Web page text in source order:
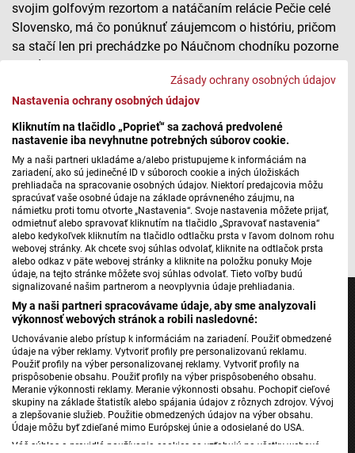
Zásady ochrany osobných údajov
Nastavenia ochrany osobných údajov
Kliknutím na tlačidlo „Poprieť“ sa zachová predvolené
nastavenie iba nevyhnutne potrebných súborov cookie.
My a naši partneri ukladáme a/alebo pristupujeme k informáciám na
zariadení, ako sú jedinečné ID v súboroch cookie a iných úložiskách
prehliadača na spracovanie osobných údajov. Niektorí predajcovia môžu
spracúvať vaše osobné údaje na základe oprávneného záujmu, na
námietku proti tomu otvorte „Nastavenia“. Svoje nastavenia môžete prijať,
odmietnuť alebo spravovať kliknutím na tlačidlo „Spravovať nastavenia“
alebo kedykoľvek kliknutím na tlačidlo odtlačku prsta v ľavom dolnom rohu
webovej stránky. Ak chcete svoj súhlas odvolať, kliknite na odtlačok prsta
alebo odkaz v päte webovej stránky a kliknite na položku ponuky Moje
údaje, na tejto stránke môžete svoj súhlas odvolať. Tieto voľby budú
signalizované našim partnerom a neovplyvnia údaje prehliadania.
My a naši partneri spracovávame údaje, aby sme analyzovali
výkonnosť webových stránok a robili nasledovné:
Uchovávanie alebo prístup k informáciám na zariadení. Použiť obmedzené
údaje na výber reklamy. Vytvoriť profily pre personalizovanú reklamu.
Použiť profily na výber personalizovanej reklamy. Vytvoriť profily na
prispôsobenie obsahu. Použiť profily na výber prispôsobeného obsahu.
Meranie výkonnosti reklamy. Meranie výkonnosti obsahu. Pochopiť cieľové
skupiny na základe štatistík alebo spájania údajov z rôznych zdrojov. Vývoj
a zlepšovanie služieb. Použitie obmedzených údajov na výber obsahu.
Údaje môžu byť zdieľané mimo Európskej únie a odosielané do USA.
Váš súhlas a pravidlá používania cookies sa vzťahujú na všetky webové
svojim golfovým rezortom a natáčaním relácie Pečie celé
Slovensko, má čo ponúknuť záujemcom o históriu, pričom
sa stačí len pri prechádzke po Náučnom chodníku pozorne
Pozvánka do Bernolákova a Novej Dedinky
Máte problém s prehrávaním? Nahláste nám chybuv prehrávači.
Autor: Juraj Turis
Jednotka
Dvojka
24
Šport
Správy STVR